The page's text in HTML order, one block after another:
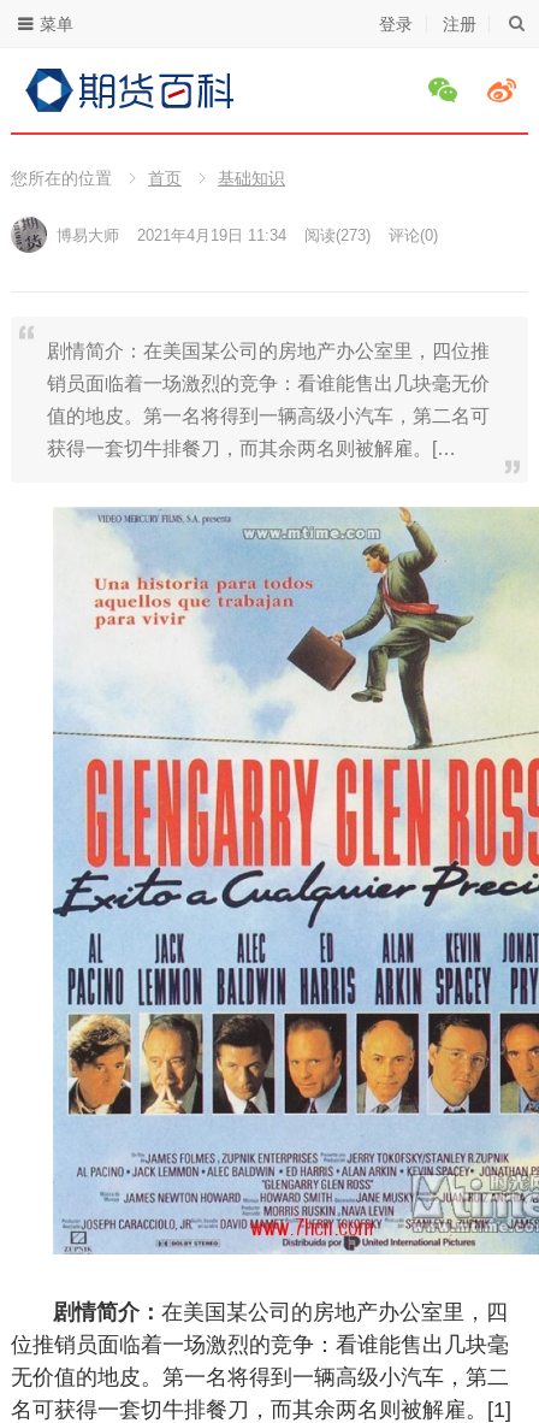
登录 注册
菜单
您所在的位置 首页 基础知识
博易大师 2021年4月19日 11:34 阅读(273) 评论(0)
剧情简介：在美国某公司的房地产办公室里，四位推
销员面临着一场激烈的竞争：看谁能售出几块毫无价
值的地皮。第一名将得到一辆高级小汽车，第二名可
获得一套切牛排餐刀，而其余两名则被解雇。[…
剧情简介：在美国某公司的房地产办公室里，四
位推销员面临着一场激烈的竞争：看谁能售出几块毫
无价值的地皮。第一名将得到一辆高级小汽车，第二
名可获得一套切牛排餐刀，而其余两名则被解雇。[1]